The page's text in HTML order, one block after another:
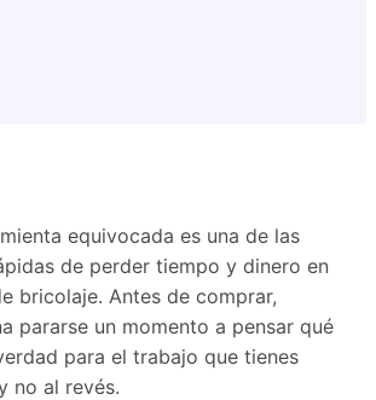
equivocada es una de las
de perder tiempo y dinero en
bricolaje. Antes de comprar,
pararse un momento a pensar qué
para el trabajo que tienes
no al revés.